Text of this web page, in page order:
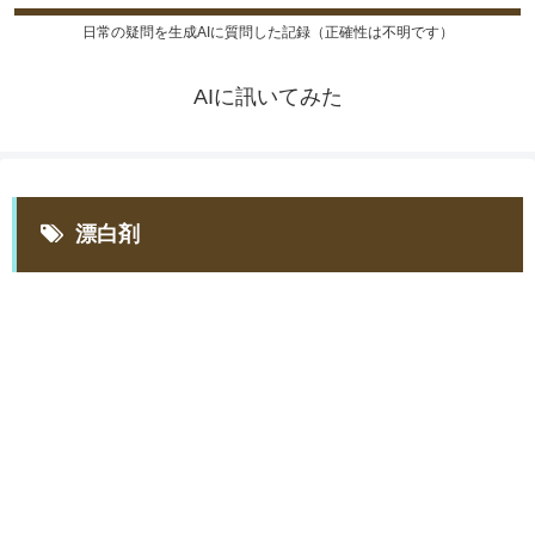
日常の疑問を生成AIに質問した記録（正確性は不明です）
AIに訊いてみた
漂白剤